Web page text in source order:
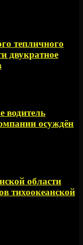
тепличного
двукратное
водитель
осуждён
области
тихоокеанской